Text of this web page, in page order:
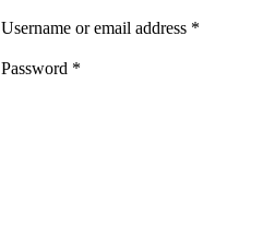
Username or email address *
Password *